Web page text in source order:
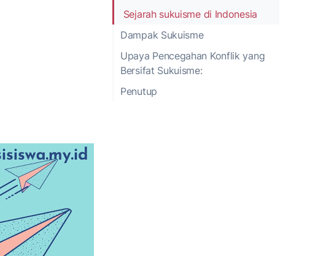
Sejarah sukuisme di Indonesia
Dampak Sukuisme
Upaya Pencegahan Konflik yang
Bersifat Sukuisme:
Penutup